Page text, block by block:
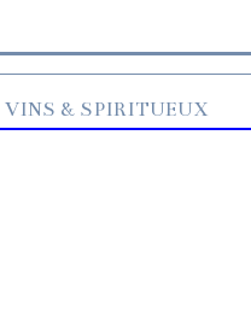
VINS & SPIRITUEUX